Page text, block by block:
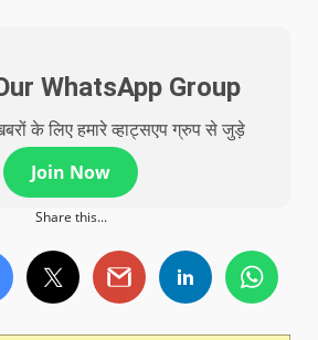
WhatsApp Group
के लिए हमारे व्हाट्सएप ग्रुप से जुड़े
Join Now
Share this...